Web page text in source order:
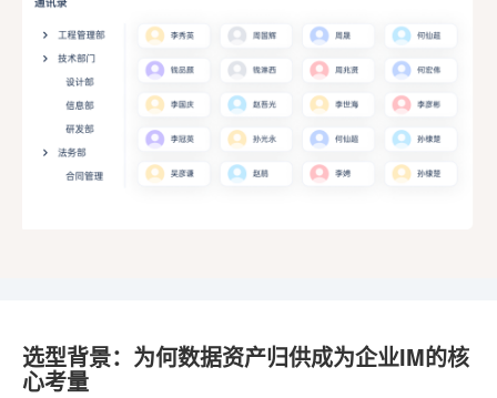
选型背景：为何数据资产归供成为企业IM的核
心考量